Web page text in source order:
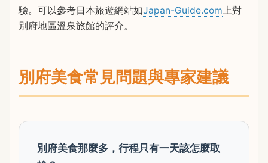
驗。可以參考日本旅遊網站如Japan-Guide.com上對
別府地區溫泉旅館的評介。
別府美食常見問題與專家建議
別府美食那麼多，行程只有一天該怎麼取